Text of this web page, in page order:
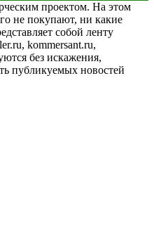
проектом. На этом
не покупают, ни какие
собой ленту
kommersant.ru,
без искажения,
публикуемых новостей